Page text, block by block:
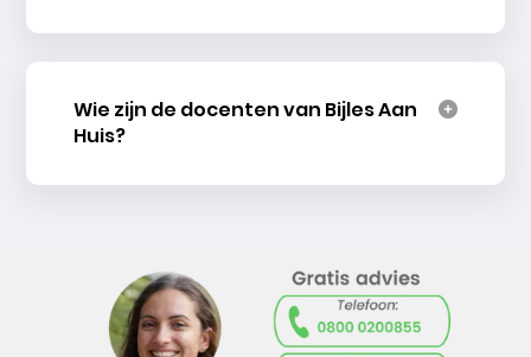
Wie zijn de docenten van Bijles Aan
Huis?